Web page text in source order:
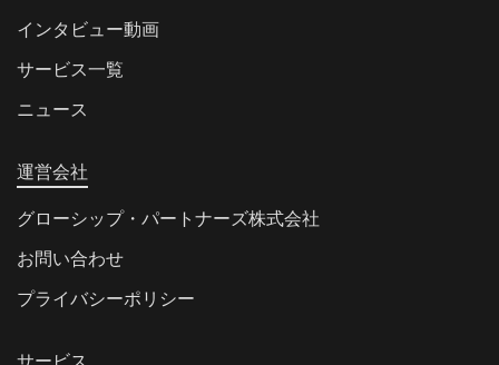
インタビュー動画
サービス一覧
ニュース
運営会社
グローシップ・パートナーズ株式会社
お問い合わせ
プライバシーポリシー
サービス